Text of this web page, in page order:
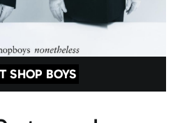
SHOP BOYS